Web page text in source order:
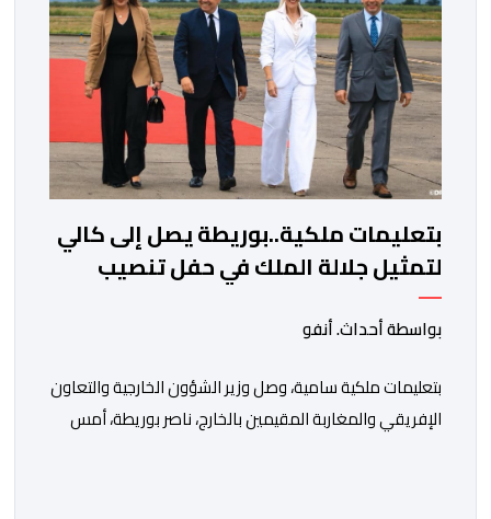
بتعليمات ملكية..بوريطة يصل إلى كالي
لتمثيل جلالة الملك في حفل تنصيب
الرئيس الكولومبي الجديد
بواسطة أحداث. أنفو
بتعليمات ملكية سامية، وصل وزير الشؤون الخارجية والتعاون
الإفريقي والمغاربة المقيمين بالخارج، ناصر بوريطة، أمس